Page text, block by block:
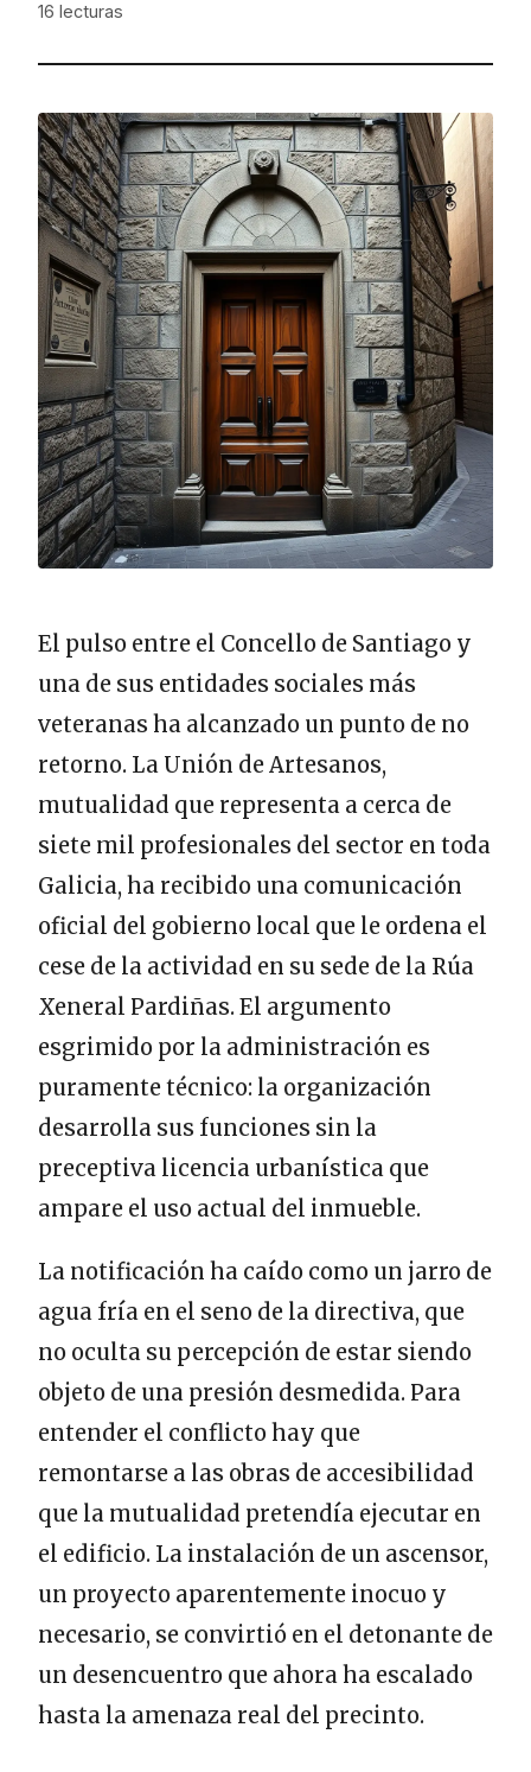
16 lecturas
El pulso entre el Concello de Santiago y
una de sus entidades sociales más
veteranas ha alcanzado un punto de no
retorno. La Unión de Artesanos,
mutualidad que representa a cerca de
siete mil profesionales del sector en toda
Galicia, ha recibido una comunicación
oficial del gobierno local que le ordena el
cese de la actividad en su sede de la Rúa
Xeneral Pardiñas. El argumento
esgrimido por la administración es
puramente técnico: la organización
desarrolla sus funciones sin la
preceptiva licencia urbanística que
ampare el uso actual del inmueble.
La notificación ha caído como un jarro de
agua fría en el seno de la directiva, que
no oculta su percepción de estar siendo
objeto de una presión desmedida. Para
entender el conflicto hay que
remontarse a las obras de accesibilidad
que la mutualidad pretendía ejecutar en
el edificio. La instalación de un ascensor,
un proyecto aparentemente inocuo y
necesario, se convirtió en el detonante de
un desencuentro que ahora ha escalado
hasta la amenaza real del precinto.